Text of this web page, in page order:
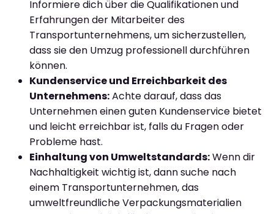
Informiere dich über die Qualifikationen und
Erfahrungen der Mitarbeiter des
Transportunternehmens, um sicherzustellen,
dass sie den Umzug professionell durchführen
können.
Kundenservice und Erreichbarkeit des
Unternehmens:Achte darauf, dass das
Unternehmen einen guten Kundenservice bietet
und leicht erreichbar ist, falls du Fragen oder
Probleme hast.
Einhaltung von Umweltstandards:Wenn dir
Nachhaltigkeit wichtig ist, dann suche nach
einem Transportunternehmen, das
umweltfreundliche Verpackungsmaterialien